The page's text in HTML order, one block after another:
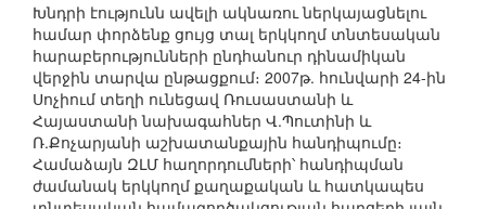
Խնդրի էությունն ավելի ակնառու ներկայացնելու
համար փորձենք ցույց տալ երկկողմ տնտեսական
հարաբերությունների ընդհանուր դինամիկան
վերջին տարվա ընթացքում։ 2007թ. հունվարի 24-ին
Սոչիում տեղի ունեցավ Ռուսաստանի և
Հայաստանի նախագահներ Վ.Պուտինի և
Ռ.Քոչարյանի աշխատանքային հանդիպումը։
Համաձայն ԶԼՄ հաղորդումների՝ հանդիպման
ժամանակ երկկողմ քաղաքական և հատկապես